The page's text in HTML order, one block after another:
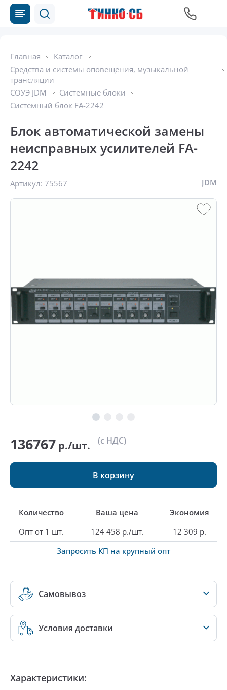
Главная
Каталог
Средства и системы оповещения, музыкальной
трансляции
СОУЭ JDM
Системные блоки
Системный блок FA-2242
Блок автоматической замены
неисправных усилителей FA-
2242
Артикул: 75567 JDM
136767 р./шт. (с НДС)
В корзину
Количество Ваша цена
Экономия
Опт от 1 шт.
124 458 р./шт.
12 309 р.
Запросить КП на крупный опт
Самовывоз
Условия доставки
Характеристики: